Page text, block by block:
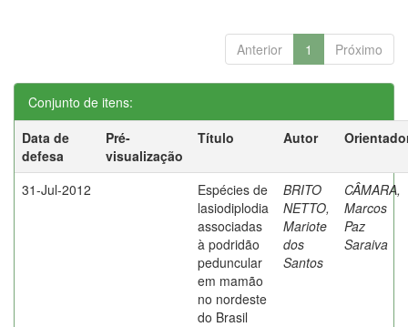
Anterior 1 Próximo
Conjunto de itens:
Data de
defesa
Pré-
visualização
Título Autor
31-Jul-2012
Espécies de
lasiodiplodia
associadas
à podridão
peduncular
em mamão
no nordeste
do Brasil
BRITO
NETTO,
Mariote
dos
Santos
CÂMARA,
Marcos
Paz
Saraiva